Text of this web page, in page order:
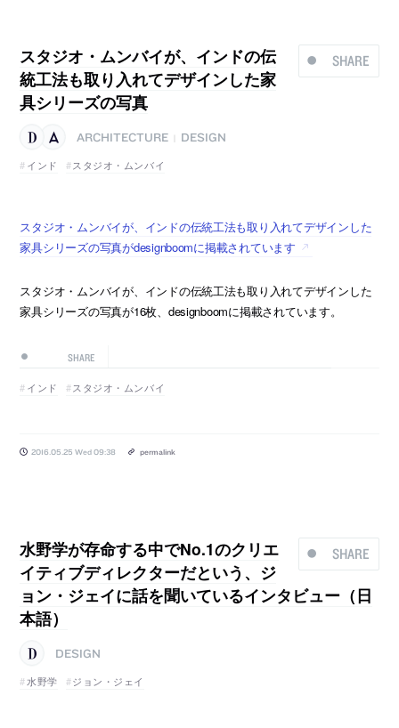
SHARE
スタジオ・ムンバイが、インドの伝
統工法も取り入れてデザインした家
具シリーズの写真
ARCHITECTURE
DESIGN
インド
スタジオ・ムンバイ
スタジオ・ムンバイが、インドの伝統工法も取り入れてデザインした
家具シリーズの写真がdesignboomに掲載されています
スタジオ・ムンバイが、インドの伝統工法も取り入れてデザインした
家具シリーズの写真が16枚、designboomに掲載されています。
SHARE
インド スタジオ・ムンバイ
2016.05.25 Wed 09:38 permalink
SHARE
水野学が存命する中でNo.1のクリエ
イティブディレクターだという、ジ
ョン・ジェイに話を聞いているインタビュー（日
本語）
DESIGN
水野学
ジョン・ジェイ